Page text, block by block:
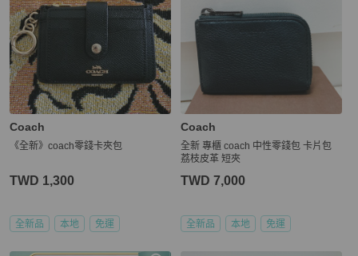
Coach
《全新》coach零錢卡夾包
TWD 1,300
全新品 本地 免運
Coach
全新 專櫃 coach 中性零錢包 卡片包
荔枝皮革 短夾
TWD 7,000
全新品 本地 免運